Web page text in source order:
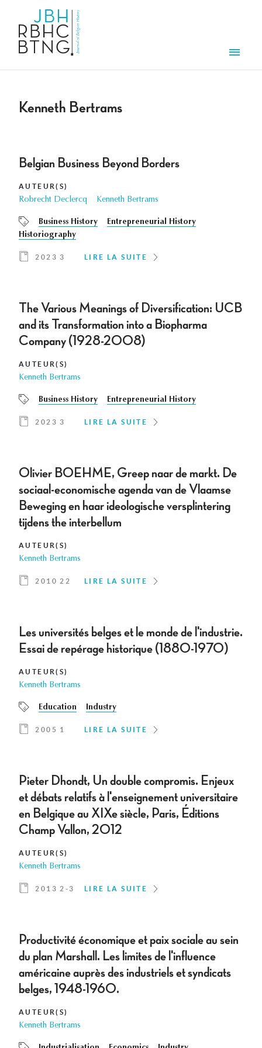
Kenneth Bertrams
Belgian Business Beyond Borders
AUTEUR(S)
Robrecht Declercq Kenneth Bertrams
Business History
Entrepreneurial History
Historiography
2023 3 LIRE LA SUITE
The Various Meanings of Diversification: UCB
and its Transformation into a Biopharma
Company (1928-2008)
AUTEUR(S)
Kenneth Bertrams
Business History Entrepreneurial History
2023 3 LIRE LA SUITE
Olivier BOEHME, Greep naar de markt. De
sociaal-economische agenda van de Vlaamse
Beweging en haar ideologische versplintering
tijdens the interbellum
AUTEUR(S)
Kenneth Bertrams
2010 22 LIRE LA SUITE
Les universités belges et le monde de l'industrie.
Essai de repérage historique (1880-1970)
AUTEUR(S)
Kenneth Bertrams
Education Industry
2005 1 LIRE LA SUITE
Pieter Dhondt, Un double compromis. Enjeux
et débats relatifs à l'enseignement universitaire
en Belgique au XIXe siècle, Paris, Éditions
Champ Vallon, 2012
AUTEUR(S)
Kenneth Bertrams
2013 2-3 LIRE LA SUITE
Productivité économique et paix sociale au sein
du plan Marshall. Les limites de l'influence
américaine auprès des industriels et syndicats
belges, 1948-1960.
AUTEUR(S)
Kenneth Bertrams